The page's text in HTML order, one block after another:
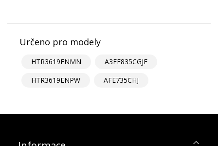
Určeno pro modely
HTR3619ENMN
A3FE835CGJE
HTR3619ENPW
AFE735CHJ